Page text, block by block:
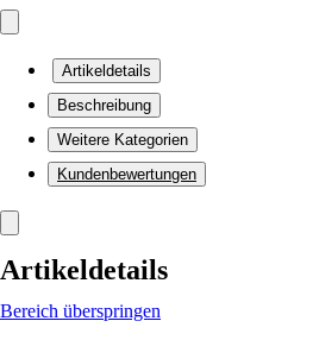
Artikeldetails
Beschreibung
Weitere Kategorien
Kundenbewertungen
Artikeldetails
Bereich überspringen